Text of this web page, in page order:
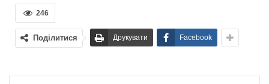
246
Поділитися Друкувати Facebook